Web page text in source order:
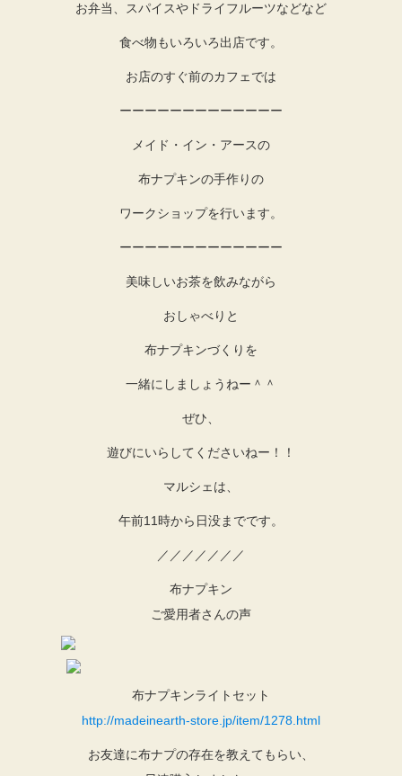
お弁当、スパイスやドライフルーツなどなど
食べ物もいろいろ出店です。
お店のすぐ前のカフェでは
ーーーーーーーーーーーーー
メイド・イン・アースの
布ナプキンの手作りの
ワークショップを行います。
ーーーーーーーーーーーーー
美味しいお茶を飲みながら
おしゃべりと
布ナプキンづくりを
一緒にしましょうねー＾＾
ぜひ、
遊びにいらしてくださいねー！！
マルシェは、
午前11時から日没までです。
／／／／／／／
布ナプキン
ご愛用者さんの声
布ナプキンライトセット
http://madeinearth-store.jp/item/1278.html
お友達に布ナプの存在を教えてもらい、